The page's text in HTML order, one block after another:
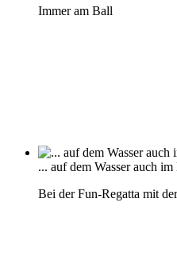
Immer am Ball
... auf dem Wasser auch
Bei der Fun-Regatta mit